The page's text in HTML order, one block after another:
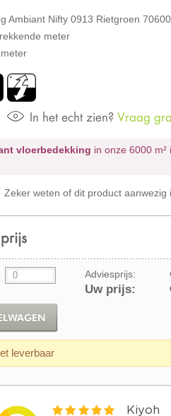
Ambiant Nifty 0913 Rietgroen
meter
In het echt zien? Vraag
vloerbedekking in onze 6000 m²
Zeker weten of dit product aanwezig
Adviesprijs:
Uw prijs:
leverbaar